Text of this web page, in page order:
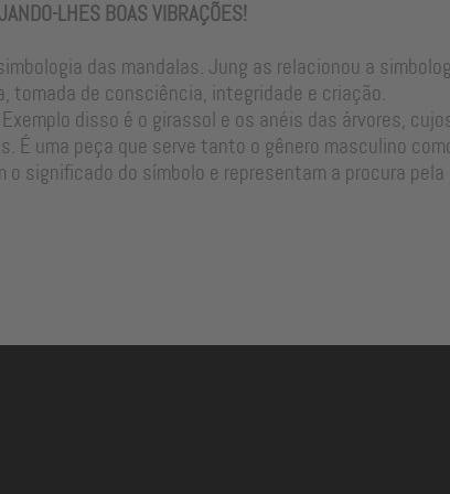
LHES BOAS VIBRAÇÕES!
das mandalas. Jung as relacionou a
tomada de consciência, integridade e criação.
disso é o girassol e os anéis das árvores,
É uma peça que serve tanto o gênero masculino
significado do símbolo e representam a procura